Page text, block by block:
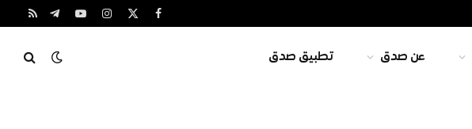
فيسبوك
X
الانستغراميوتيوبتيلقرامRSS
عن صدق تطبيق صدق